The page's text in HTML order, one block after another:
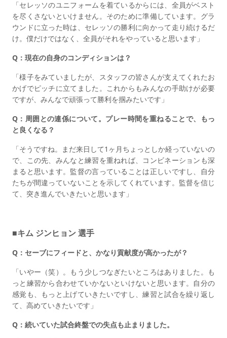
「セレッソのユニフォームを着ているからには、全員がベスト
を尽くさないといけません。そのために準備しています。グラ
ウンドに立った時は、セレッソの勝利に向かって走り続けるだ
け。僕だけではなく、全員がそれをやっていると思います」
Q：現在の自身のコンディションは？
「様子をみていましたが、スタッフの皆さんが支えてくれたお
かげでピッチに立てました。これからもみんなの手助けが必要
ですが、みんなで頑張って勝利を掴みたいです」
Q：周囲との連係について。プレー時間を重ねることで、もっ
と良くなる？
「そうですね。まだ来日して1ヶ月ちょっとしか経っていないの
で、この先、みんなと練習を重ねれば、コンビネーションも深
まると思います。監督の言っていることは正しいですし、自分
たちが間違っていないことを示してくれています。監督を信じ
て、突き進んでいきたいと思います」
■キム ジンヒョン 選手
Q：セーブにフィードと、かなり貢献度が高かったが？
「いやー（笑）。もう少しつなぎたいところはありました。も
っと練習から合わせていかないといけないと思います。自分の
感覚も、もっと上げていきたいですし、練習と試合を繰り返し
て、高めていきたいです」
Q：続いていた試合終盤での失点も止まりました。